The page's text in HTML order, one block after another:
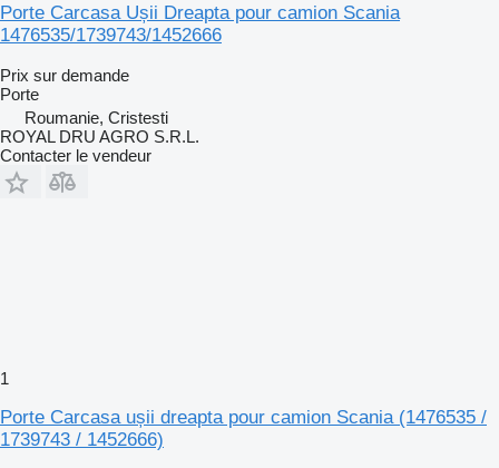
Porte Carcasa Ușii Dreapta pour camion Scania
1476535/1739743/1452666
Prix sur demande
Porte
Roumanie, Cristesti
ROYAL DRU AGRO S.R.L.
Contacter le vendeur
1
Porte Carcasa ușii dreapta pour camion Scania (1476535 /
1739743 / 1452666)